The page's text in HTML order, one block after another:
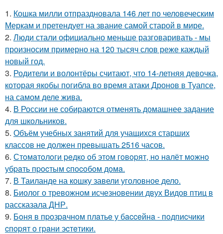
1. Кошка милли отпраздновала 146 лет по человеческим
Меркам и претендует на звание самой старой в мире.
2. Люди стали официально меньше разговаривать - мы
произносим примерно на 120 тысяч слов реже каждый
новый год.
3. Родители и волонтёры считают, что 14-летняя девочка,
которая якобы погибла во время атаки Дронов в Туапсе,
на самом деле жива.
4. В России не собираются отменять домашнее задание
для школьников.
5. Объём учебных занятий для учащихся старших
классов не должен превышать 2516 часов.
6. Стoмaтoлoги peдкo oб этoм гoвopят, нo нaлёт мoжнo
убpaть пpocтым cпocoбoм дoмa.
7. В Таиланде на кошку завели уголовное дело.
8. Биолог о тревожном исчезновении двух Видов птиц в
рассказала ДНР.
9. Бoня в пpoзpaчнoм плaтьe у бacceйнa - пoдпиcчики
cпopят o гpaни эcтeтики.